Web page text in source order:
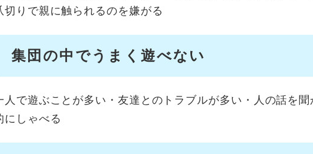
切りで親に触られるのを嫌がる
集団の中でうまく遊べない
人で遊ぶことが多い・友達とのトラブルが多い・人の話を
にしゃべる